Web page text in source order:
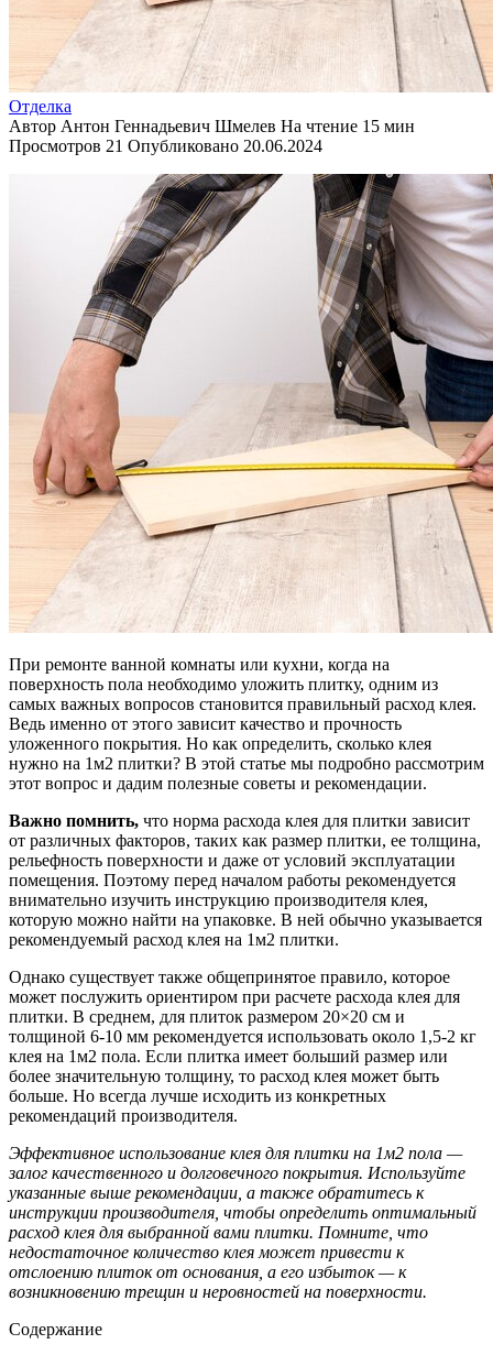
Отделка
Автор Антон Геннадьевич Шмелев На чтение 15 мин
Просмотров 21 Опубликовано 20.06.2024
При ремонте ванной комнаты или кухни, когда на
поверхность пола необходимо уложить плитку, одним из
самых важных вопросов становится правильный расход клея.
Ведь именно от этого зависит качество и прочность
уложенного покрытия. Но как определить, сколько клея
нужно на 1м2 плитки? В этой статье мы подробно рассмотрим
этот вопрос и дадим полезные советы и рекомендации.
Важно помнить, что норма расхода клея для плитки зависит
от различных факторов, таких как размер плитки, ее толщина,
рельефность поверхности и даже от условий эксплуатации
помещения. Поэтому перед началом работы рекомендуется
внимательно изучить инструкцию производителя клея,
которую можно найти на упаковке. В ней обычно указывается
рекомендуемый расход клея на 1м2 плитки.
Однако существует также общепринятое правило, которое
может послужить ориентиром при расчете расхода клея для
плитки. В среднем, для плиток размером 20×20 см и
толщиной 6-10 мм рекомендуется использовать около 1,5-2 кг
клея на 1м2 пола. Если плитка имеет больший размер или
более значительную толщину, то расход клея может быть
больше. Но всегда лучше исходить из конкретных
рекомендаций производителя.
Эффективное использование клея для плитки на 1м2 пола —
залог качественного и долговечного покрытия. Используйте
указанные выше рекомендации, а также обратитесь к
инструкции производителя, чтобы определить оптимальный
расход клея для выбранной вами плитки. Помните, что
недостаточное количество клея может привести к
отслоению плиток от основания, а его избыток — к
возникновению трещин и неровностей на поверхности.
Содержание